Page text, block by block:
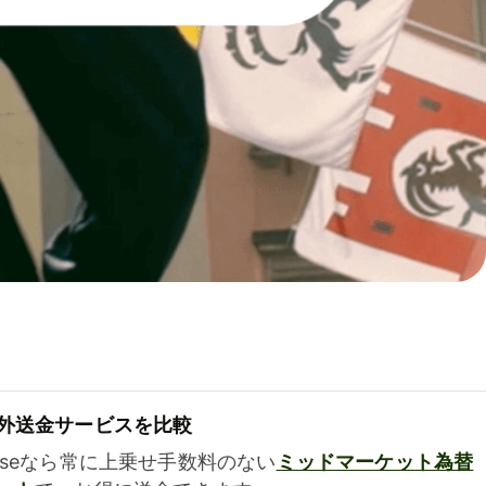
送金サービスを比較
なら常に上乗せ手数料のない ミッドマーケット為替